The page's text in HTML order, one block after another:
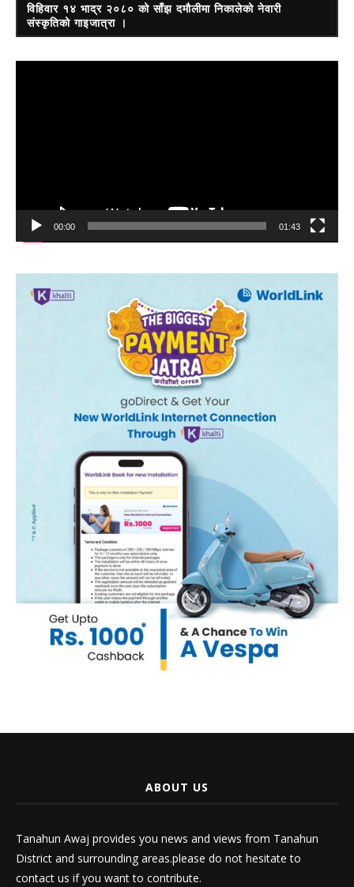
विहिवार १४ भाद्र २०८० को साँझ दमौलीमा निकालेको नेवारी
संस्कृतिको गाइजात्रा ।
00:00 01:43
ABOUT US
Tanahun Awaj provides you news and views from Tanahun
District and surrounding areas.please do not hesitate to
contact us if you want to contribute.